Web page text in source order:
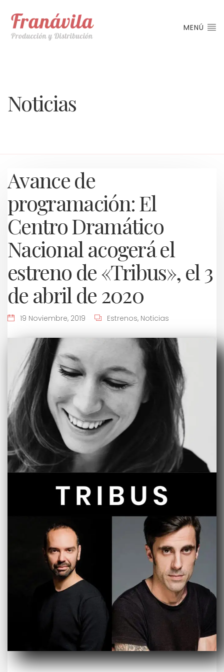
MENÚ
Noticias
Avance de
programación: El
Centro Dramático
Nacional acogerá el
estreno de «Tribus», el 3
de abril de 2020
19 Noviembre, 2019 Estrenos, Noticias